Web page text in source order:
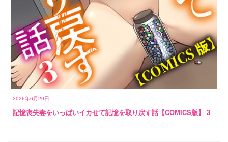
2026年6月20日
記憶喪失妻をいっぱいイカせて記憶を取り戻す話【COMICS版】 3